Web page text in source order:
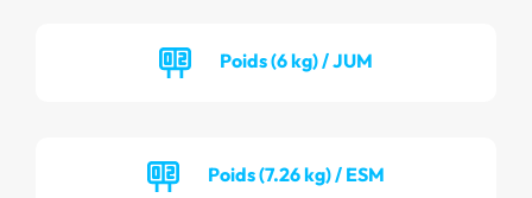
Poids (6 kg) / JUM
Poids (7.26 kg) / ESM